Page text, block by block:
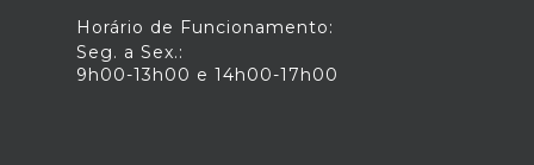
Horário de Funcionamento:
Seg. a Sex.:
9h00-13h00 e 14h00-17h00